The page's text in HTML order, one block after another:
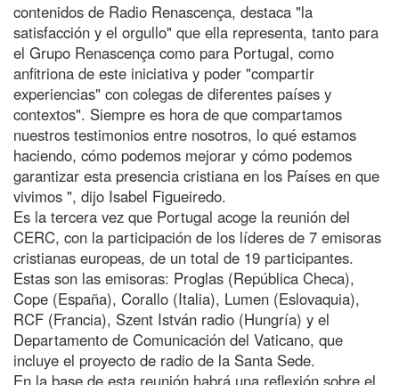
contenidos de Radio Renascença, destaca "la
satisfacción y el orgullo" que ella representa, tanto para
el Grupo Renascença como para Portugal, como
anfitriona de este iniciativa y poder "compartir
experiencias" con colegas de diferentes países y
contextos". Siempre es hora de que compartamos
nuestros testimonios entre nosotros, lo qué estamos
haciendo, cómo podemos mejorar y cómo podemos
garantizar esta presencia cristiana en los Países en que
vivimos ", dijo Isabel Figueiredo.
Es la tercera vez que Portugal acoge la reunión del
CERC, con la participación de los líderes de 7 emisoras
cristianas europeas, de un total de 19 participantes.
Estas son las emisoras: Proglas (República Checa),
Cope (España), Corallo (Italia), Lumen (Eslovaquia),
RCF (Francia), Szent István radio (Hungría) y el
Departamento de Comunicación del Vaticano, que
incluye el proyecto de radio de la Santa Sede.
En la base de esta reunión habrá una reflexión sobre el